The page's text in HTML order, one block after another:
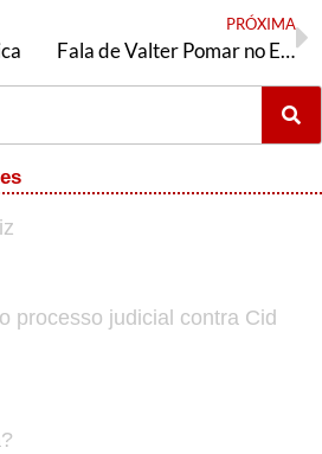
PRÓXIMA
Fala de Valter Pomar no Encontro Nacional de Formação Política do PT
processo judicial contra Cid